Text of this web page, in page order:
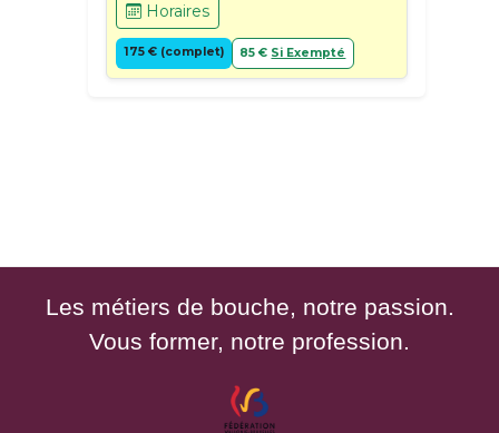
Horaires
175 € (complet) 85 € Si Exempté
Les métiers de bouche, notre passion.
Vous former, notre profession.